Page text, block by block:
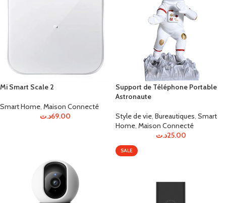
Mi Smart Scale 2
Smart Home, Maison Connecté
69.00د.ت
Support de Téléphone Portable
Astronaute
Style de vie, Bureautiques, Smart
Home, Maison Connecté
25.00د.ت
SALE